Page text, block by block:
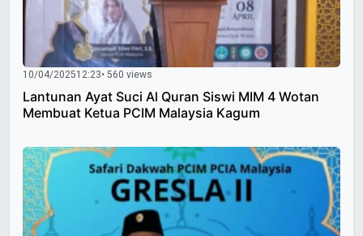
10/04/202512:23• 560 views
Lantunan Ayat Suci Al Quran Siswi MIM 4 Wotan
Membuat Ketua PCIM Malaysia Kagum